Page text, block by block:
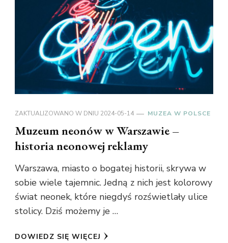
ZAKTUALIZOWANO W DNIU 2024-05-14 MUZEA W POLSCE
Muzeum neonów w Warszawie –
historia neonowej reklamy
Warszawa, miasto o bogatej historii, skrywa w
sobie wiele tajemnic. Jedną z nich jest kolorowy
świat neonek, które niegdyś rozświetlały ulice
stolicy. Dziś możemy je …
DOWIEDZ SIĘ WIĘCEJ